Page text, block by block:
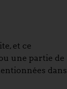
et ce
une partie de
dans